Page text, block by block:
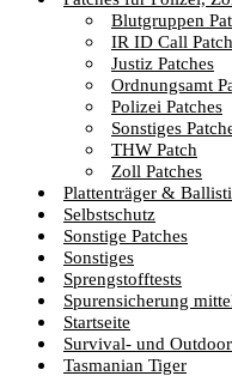
Blutgruppen
IR ID Call
Justiz Patches
Ordnungsamt
Polizei Patches
Sonstiges
THW Patch
Zoll Patches
Plattenträger &
Selbstschutz
Sonstige Patches
Sonstiges
Sprengstofftests
Spurensicherung
Startseite
Survival- und
Tasmanian Tiger